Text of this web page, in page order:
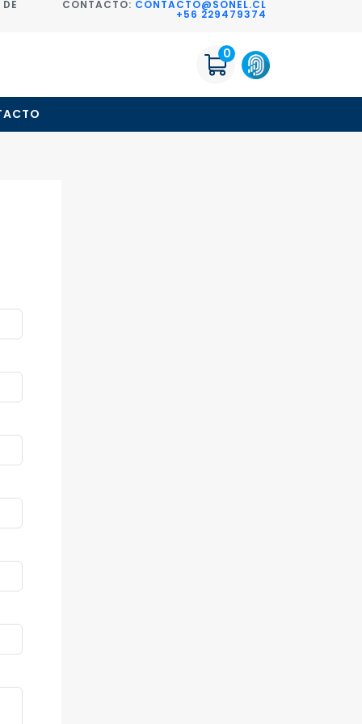
CONTACTO: CONTACTO@SONEL.CL
+56 229479374
0